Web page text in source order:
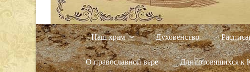
Наш храм Духовенство
О православной вере Для готовящихся